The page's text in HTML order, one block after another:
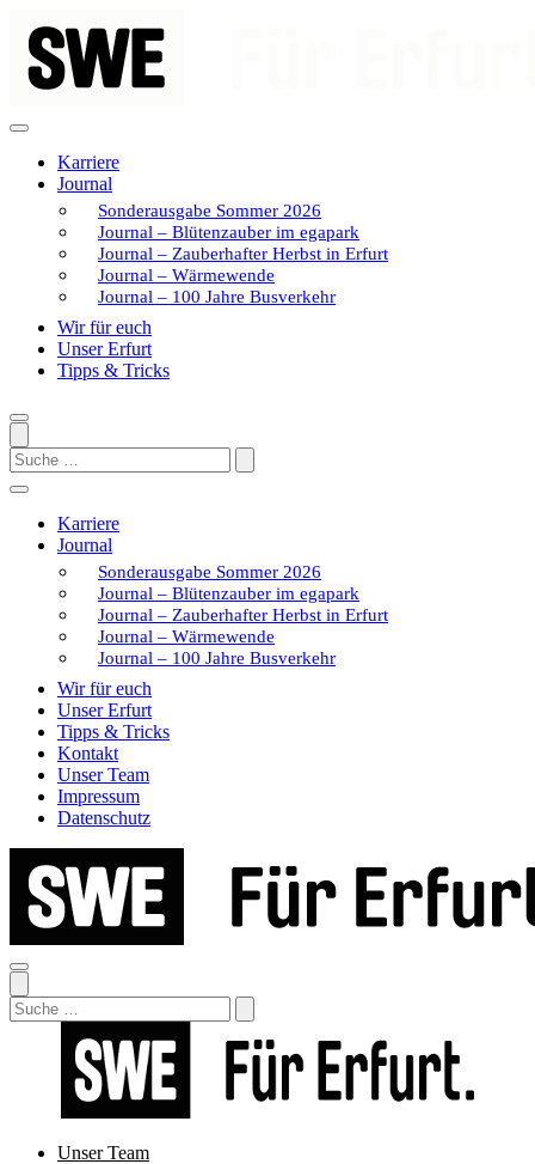
Inhalt
springen
Karriere
Journal
Sonderausgabe Sommer 2026
Journal – Blütenzauber im egapark
Journal – Zauberhafter Herbst in Erfurt
Journal – Wärmewende
Journal – 100 Jahre Busverkehr
Wir für euch
Unser Erfurt
Tipps & Tricks
Search
Karriere
Journal
Sonderausgabe Sommer 2026
Journal – Blütenzauber im egapark
Journal – Zauberhafter Herbst in Erfurt
Journal – Wärmewende
Journal – 100 Jahre Busverkehr
Wir für euch
Unser Erfurt
Tipps & Tricks
Kontakt
Unser Team
Impressum
Datenschutz
Search
Unser Team